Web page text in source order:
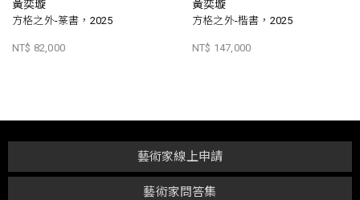
黃奕璇
方格之外-篆書，2025
NT$ 82,000
黃奕璇
方格之外-楷書，2025
NT$ 147,000
藝術家問答集
藝術家線上申請